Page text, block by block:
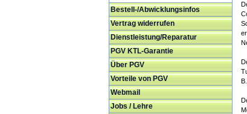
Bestell-/Abwicklungsinfos
Vertrag widerrufen
Dienstleistung/Reparatur
PGV KTL-Garantie
Über PGV
Vorteile von PGV
Webmail
Jobs / Lehre